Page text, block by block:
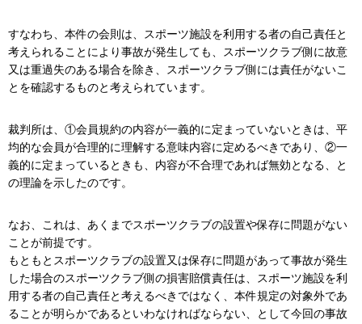
すなわち、本件の会則は、スポーツ施設を利用する者の自己責任と
考えられることにより事故が発生しても、スポーツクラブ側に故意
又は重過失のある場合を除き、スポーツクラブ側には責任がないこ
とを確認するものと考えられています。
裁判所は、①会員規約の内容が一義的に定まっていないときは、平
均的な会員が合理的に理解する意味内容に定めるべきであり、②一
義的に定まっているときも、内容が不合理であれば無効となる、と
の理論を示したのです。
なお、これは、あくまでスポーツクラブの設置や保存に問題がない
ことが前提です。
もともとスポーツクラブの設置又は保存に問題があって事故が発生
した場合のスポーツクラブ側の損害賠償責任は、スポーツ施設を利
用する者の自己責任と考えるべきではなく、本件規定の対象外であ
ることが明らかであるといわなければならない、として今回の事故